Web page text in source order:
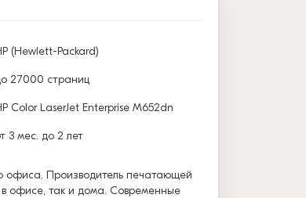
(Hewlett-Packard)
27000 страниц
Color LaserJet Enterprise M652dn
3 мес. до 2 лет
офиса. Производитель печатающей
в офисе, так и дома. Современные